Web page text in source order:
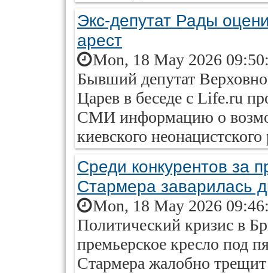
Экс-депутат Рады
арест
Mon, 18 May 2026
Бывший депутат
Царев в беседе с Life.ru
СМИ информацию о
киевского
Среди конкурентов за
Стармера заварилась
Mon, 18 May 2026
Политический кризис в
премьерское кресло под
Стармера жалобно трещит